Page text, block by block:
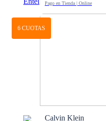
Pago en Tienda | Online
6 CUOTAS
Calvin Klein